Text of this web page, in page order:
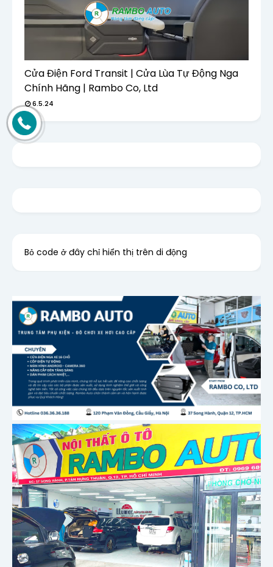
Cửa Điện Ford Transit | Cửa Lùa Tự Động Nga
Chính Hãng | Rambo Co, Ltd
6.5.24
Bỏ code ở đây chỉ hiển thị trên di động